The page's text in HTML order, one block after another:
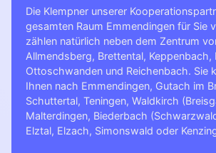
Die Klempner unserer
gesamten Raum Emmendingen für Sie
zählen natürlich neben dem Zentrum
Allmendsberg, Brettental, Keppenbach,
Ottoschwanden und Reichenbach. Sie
Ihnen nach Emmendingen, Gutach im
Schuttertal, Teningen, Waldkirch
Malterdingen, Biederbach
Elztal, Elzach, Simonswald oder